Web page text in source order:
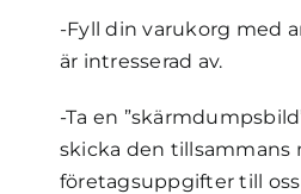
-Fyll din varukorg med
är intresserad av.
-Ta en
skicka den tillsammans
företagsuppgifter till